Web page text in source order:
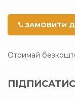
ЗАМОВИТИ
Отримай